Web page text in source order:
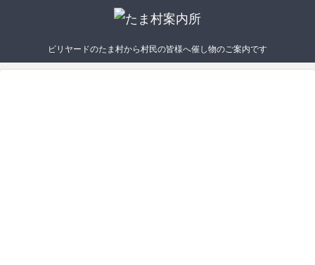
ビリヤードのたま村から村民の皆様へ催し物のご案内です